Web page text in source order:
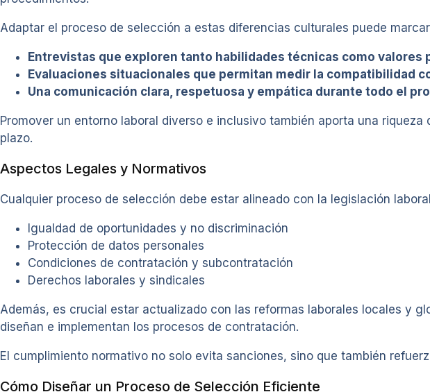
Adaptar el proceso de selección a estas diferencias culturales puede
Entrevistas que exploren tanto habilidades técnicas como
Evaluaciones situacionales que permitan medir la compatibilidad
Una comunicación clara, respetuosa y empática durante todo el
Promover un entorno laboral diverso e inclusivo también aporta una
plazo.
Aspectos Legales y Normativos
Cualquier proceso de selección debe estar alineado con la legislación
Igualdad de oportunidades y no discriminación
Protección de datos personales
Condiciones de contratación y subcontratación
Derechos laborales y sindicales
Además, es crucial estar actualizado con las reformas laborales locales y
diseñan e implementan los procesos de contratación.
El cumplimiento normativo no solo evita sanciones, sino que también
Cómo Diseñar un Proceso de Selección Eficiente